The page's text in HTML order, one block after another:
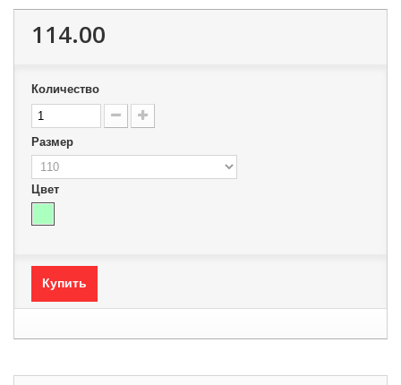
114.00
Количество
Размер
Цвет
Купить